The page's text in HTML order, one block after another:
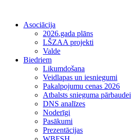
Asociācija
2026.gada plāns
LŠZAA projekti
Valde
Biedriem
Likumdošana
Veidlapas un iesniegumi
Pakalpojumu cenas 2026
Atbalsts snieguma pārbaudei
DNS analīzes
Noderīgi
Pasākumi
Prezentācijas